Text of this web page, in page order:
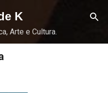
principal
K
Arte e Cultura.